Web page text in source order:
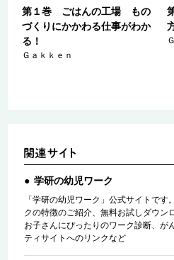
第１巻 ごはんの工場 もの
づくりにかかわる仕事がわか
る！
Ｇａｋｋｅｎ
学研の幼児ワーク
「学研の幼児ワーク」公式サイトで
クの特徴のご紹介、無料お試しダウン
お子さんにぴったりのワーク診断、が
ティサイトへのリンクなど